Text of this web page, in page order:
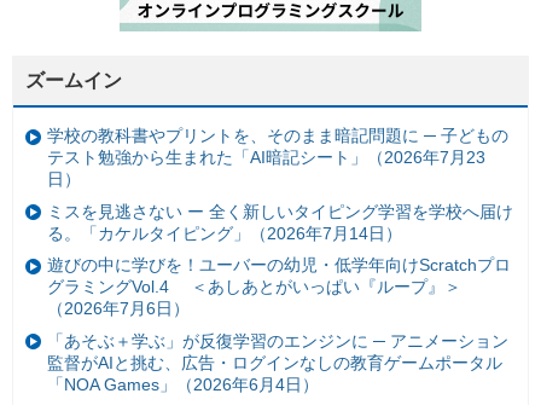
ズームイン
学校の教科書やプリントを、そのまま暗記問題に ─ 子どもの
テスト勉強から生まれた「AI暗記シート」（2026年7月23
日）
ミスを見逃さない ー 全く新しいタイピング学習を学校へ届け
る。「カケルタイピング」（2026年7月14日）
遊びの中に学びを！ユーバーの幼児・低学年向けScratchプロ
グラミングVol.4 ＜あしあとがいっぱい『ループ』＞
（2026年7月6日）
「あそぶ＋学ぶ」が反復学習のエンジンに ─ アニメーション
監督がAIと挑む、広告・ログインなしの教育ゲームポータル
「NOA Games」（2026年6月4日）